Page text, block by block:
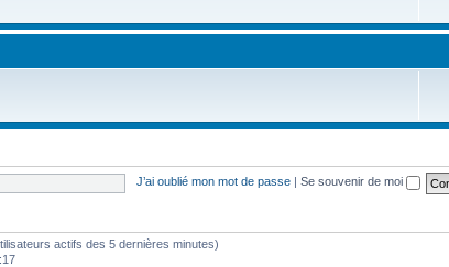
J’ai oublié mon mot de passe Se souvenir de moi
actifs des 5 dernières minutes)